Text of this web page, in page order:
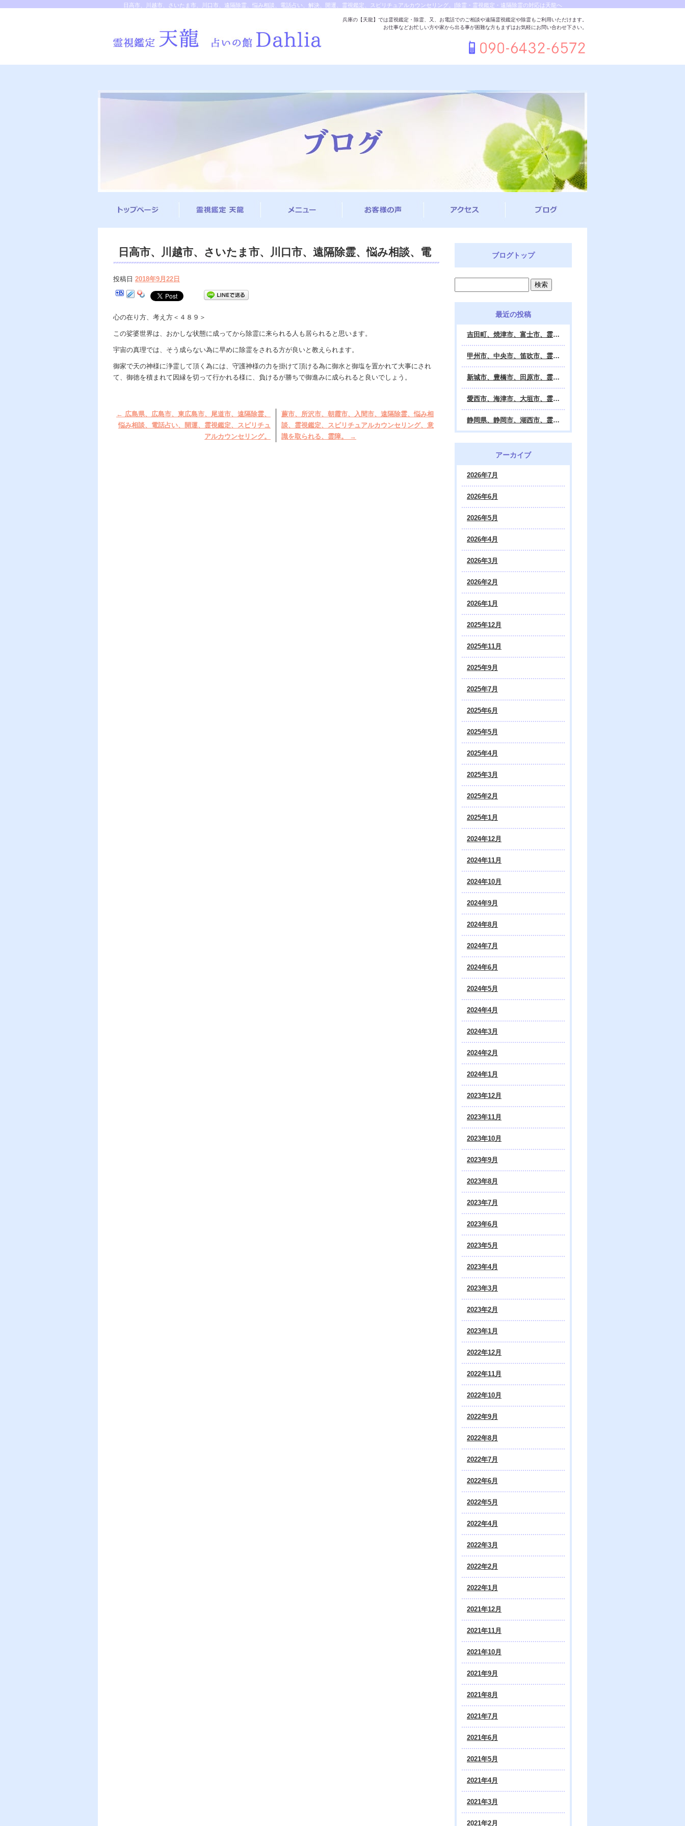
日高市、川越市、さいたま市、川口市、遠隔除霊、悩み相談、電話占い、解決、開運、霊視鑑定、スピリチュアルカウンセリング。|除霊・霊視鑑定・遠隔除霊の対応は天龍へ
兵庫の【天龍】では霊視鑑定・除霊、又、お電話でのご相談や遠隔霊視鑑定や除霊もご利用いただけます。
お仕事などお忙しい方や家から出る事が困難な方もまずはお気軽にお問い合わせ下さい。
日高市、川越市、さいたま市、川口市、遠隔除霊、悩み相談、電
グ。
投稿日 2018年9月22日
心の在り方、考え方＜４８９＞
この娑婆世界は、おかしな状態に成ってから除霊に来られる人も居られると思います。
宇宙の真理では、そう成らない為に早めに除霊をされる方が良いと教えられます。
御家で天の神様に浄霊して頂く為には、守護神様の力を掛けて頂ける為に御水と御塩を置かれて大事にされ
て、御徳を積まれて因縁を切って行かれる様に、負けるが勝ちで御進みに成られると良いでしょう。
← 広島県、広島市、東広島市、尾道市、遠隔除霊、
悩み相談、電話占い、開運、霊視鑑定、スピリチュ
アルカウンセリング。
蕨市、所沢市、朝霞市、入間市、遠隔除霊、悩み相
談、霊視鑑定、スピリチュアルカウンセリング、意
識を取られる、霊障。
→
ブログトップ
最近の投稿
吉田町、焼津市、富士市、霊視鑑定 天龍・占いの館 Dahlia、対面・電話・オンライン鑑定、除霊、霊視鑑定、遠隔 除霊 口コミ、浄霊、交霊、祈祷、御祓い、四柱推命、姓名判断・九星気学・易・タロット・手相・数秘術・動物占い・姓名学・命運鑑定、開運、不安・苦痛・恐怖、悩み相談、スピリチュアルカウンセラー、ヒーリング、霊気治療、霊能力者、霊媒師、天龍知裕著、幸せを求めて、天の神様 VS 地獄の神様、宇宙の真理で未来は希望の光、この世で天国 あの世で天国、天龍知裕ブログ。
甲州市、中央市、笛吹市、霊視鑑定 天龍・占いの館 Dahlia、対面・電話・オンライン鑑定、除霊、霊視鑑定、遠隔 除霊 口コミ、浄霊、交霊、祈祷、御祓い、四柱推命、姓名判断・九星気学・易・タロット・手相・数秘術・動物占い・姓名学・命運鑑定、開運、不安・苦痛・恐怖、悩み相談、スピリチュアルカウンセラー、ヒーリング、霊気治療、霊能力者、霊媒師、天龍知裕著、幸せを求めて、天の神様 VS 地獄の神様、宇宙の真理で未来は希望の光、この世で天国 あの世で天国、天龍知裕ブログ。
新城市、豊橋市、田原市、霊視鑑定 天龍・占いの館 Dahlia、対面・電話・オンライン鑑定、除霊、霊視鑑定、遠隔 除霊 口コミ、浄霊、交霊、祈祷、御祓い、四柱推命、姓名判断・九星気学・易・タロット・手相・数秘術・動物占い・姓名学・命運鑑定、開運、不安・苦痛・恐怖、悩み相談、スピリチュアルカウンセラー、ヒーリング、霊能力者、霊媒師、天龍知裕著、幸せを求めて、天の神様 VS 地獄の神様、宇宙の真理で未来は希望の光、この世で天国 あの世で天国、天龍知裕ブログ。
愛西市、海津市、大垣市、霊視鑑定 天龍・占いの館 Dahlia、対面・電話・オンライン鑑定、遠隔 除霊 口コミ、浄霊、交霊、祈祷、御祓い、四柱推命、姓名判断・九星気学・易・タロット・手相・数秘術・動物占い・姓名学・命運鑑定、開運、不安・苦痛・恐怖、悩み相談、スピリチュアルカウンセラー、ヒーリング、霊能力者、霊媒師、天龍知裕著、幸せを求めて、天の神様 VS 地獄の神様、宇宙の真理で未来は希望の光、この世で天国 あの世で天国、天龍知裕ブログ。
静岡県、静岡市、湖西市、霊視鑑定 天龍・占いの館 Dahlia、対面・電話・オンライン鑑定、除霊、霊視鑑定、遠隔 除霊 口コミ、浄霊、交霊、祈祷、御祓い、四柱推命、姓名判断・九星気学・易・タロット・手相・数秘術・動物占い・姓名学・命運鑑定、開運、不安・苦痛・恐怖、悩み相談、スピリチュアルカウンセラー、ヒーリング、霊気治療、霊能力者、霊媒師、天龍知裕著、幸せを求めて、天の神様 VS 地獄の神様、宇宙の真理で未来は希望の光、この世で天国 あの世で天国、天龍知裕ブログ。
アーカイブ
2026年7月
2026年6月
2026年5月
2026年4月
2026年3月
2026年2月
2026年1月
2025年12月
2025年11月
2025年9月
2025年7月
2025年6月
2025年5月
2025年4月
2025年3月
2025年2月
2025年1月
2024年12月
2024年11月
2024年10月
2024年9月
2024年8月
2024年7月
2024年6月
2024年5月
2024年4月
2024年3月
2024年2月
2024年1月
2023年12月
2023年11月
2023年10月
2023年9月
2023年8月
2023年7月
2023年6月
2023年5月
2023年4月
2023年3月
2023年2月
2023年1月
2022年12月
2022年11月
2022年10月
2022年9月
2022年8月
2022年7月
2022年6月
2022年5月
2022年4月
2022年3月
2022年2月
2022年1月
2021年12月
2021年11月
2021年10月
2021年9月
2021年8月
2021年7月
2021年6月
2021年5月
2021年4月
2021年3月
2021年2月